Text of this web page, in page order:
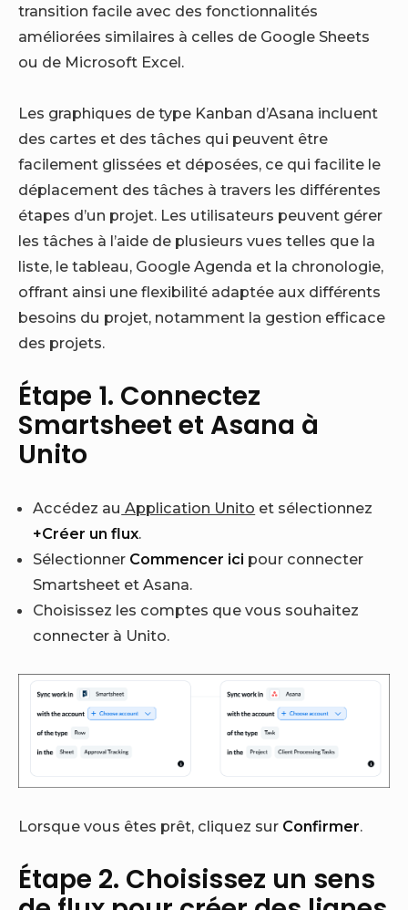
transition facile avec des fonctionnalités
améliorées similaires à celles de Google Sheets
ou de Microsoft Excel.
Les graphiques de type Kanban d’Asana incluent
des cartes et des tâches qui peuvent être
facilement glissées et déposées, ce qui facilite le
déplacement des tâches à travers les différentes
étapes d’un projet. Les utilisateurs peuvent gérer
les tâches à l’aide de plusieurs vues telles que la
liste, le tableau, Google Agenda et la chronologie,
offrant ainsi une flexibilité adaptée aux différents
besoins du projet, notamment la gestion efficace
des projets.
Étape 1. Connectez
Smartsheet et Asana à
Unito
Accédez au Application Unito et sélectionnez
+Créer un flux.
Sélectionner Commencer ici pour connecter
Smartsheet et Asana.
Choisissez les comptes que vous souhaitez
connecter à Unito.
Lorsque vous êtes prêt, cliquez sur Confirmer.
Étape 2. Choisissez un sens